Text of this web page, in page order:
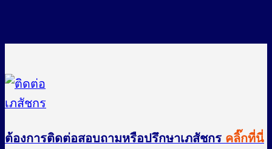
ต้องการติดต่อสอบถามหรือปรึกษาเภสัชกร คลิ๊กที่นี่